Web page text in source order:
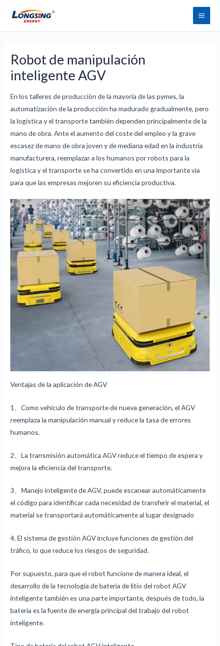
contenido
Robot de manipulación
inteligente AGV
En los talleres de producción de la mayoría de las pymes, la
automatización de la producción ha madurado gradualmente, pero
la logística y el transporte también dependen principalmente de la
mano de obra. Ante el aumento del coste del empleo y la grave
escasez de mano de obra joven y de mediana edad en la industria
manufacturera, reemplazar a los humanos por robots para la
logística y el transporte se ha convertido en una importante vía
para que las empresas mejoren su eficiencia productiva.
Ventajas de la aplicación de AGV
1、Como vehículo de transporte de nueva generación, el AGV
reemplaza la manipulación manual y reduce la tasa de errores
humanos.
2、La transmisión automática AGV reduce el tiempo de espera y
mejora la eficiencia del transporte.
3、Manejo inteligente de AGV, puede escanear automáticamente
el código para identificar cada necesidad de transferir el material, el
material se transportará automáticamente al lugar designado
4. El sistema de gestión AGV incluye funciones de gestión del
tráfico, lo que reduce los riesgos de seguridad.
Por supuesto, para que el robot funcione de manera ideal, el
desarrollo de la tecnología de batería de litio del robot AGV
inteligente también es una parte importante, después de todo, la
batería es la fuente de energía principal del trabajo del robot
inteligente.